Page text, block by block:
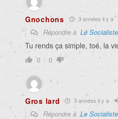
Gnochons 3 années il y a
Répondre à Le
Tu rends ça simple, toé, la
0 0
Gros lard 3 années il y a
Répondre à Le